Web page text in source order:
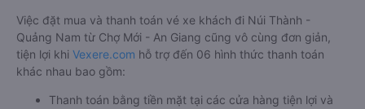
Việc đặt mua và thanh toán vé xe khách đi Núi Thành -
Quảng Nam từ Chợ Mới - An Giang cũng vô cùng đơn giản,
tiện lợi khi Vexere.com hỗ trợ đến 06 hình thức thanh toán
khác nhau bao gồm:
Thanh toán bằng tiền mặt tại các cửa hàng tiện lợi và